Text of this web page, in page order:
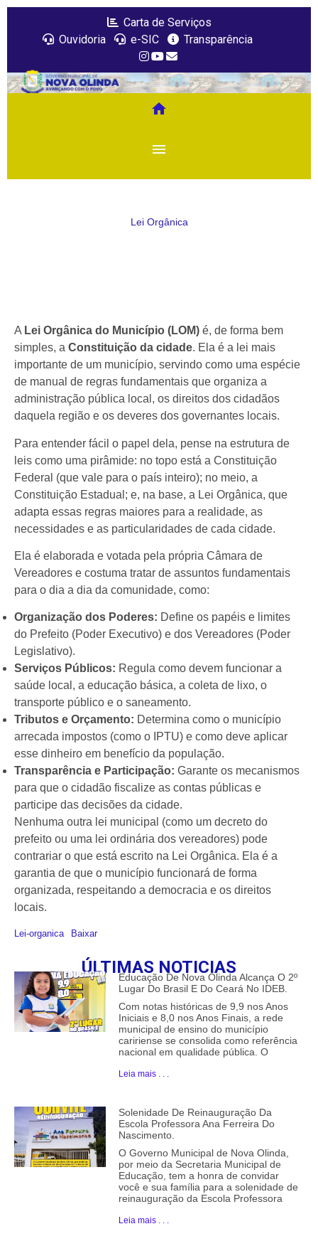
Carta de Serviços
Ouvidoria
e-SIC Transparência
menu
home
Lei Orgânica
A Lei Orgânica do Município (LOM) é, de forma bem
simples, a Constituição da cidade. Ela é a lei mais
importante de um município, servindo como uma espécie
de manual de regras fundamentais que organiza a
administração pública local, os direitos dos cidadãos
daquela região e os deveres dos governantes locais.
Para entender fácil o papel dela, pense na estrutura de
leis como uma pirâmide: no topo está a Constituição
Federal (que vale para o país inteiro); no meio, a
Constituição Estadual; e, na base, a Lei Orgânica, que
adapta essas regras maiores para a realidade, as
necessidades e as particularidades de cada cidade.
Ela é elaborada e votada pela própria Câmara de
Vereadores e costuma tratar de assuntos fundamentais
para o dia a dia da comunidade, como:
Organização dos Poderes: Define os papéis e limites
do Prefeito (Poder Executivo) e dos Vereadores (Poder
Legislativo).
Serviços Públicos: Regula como devem funcionar a
saúde local, a educação básica, a coleta de lixo, o
transporte público e o saneamento.
Tributos e Orçamento: Determina como o município
arrecada impostos (como o IPTU) e como deve aplicar
esse dinheiro em benefício da população.
Transparência e Participação: Garante os mecanismos
para que o cidadão fiscalize as contas públicas e
participe das decisões da cidade.
Nenhuma outra lei municipal (como um decreto do
prefeito ou uma lei ordinária dos vereadores) pode
contrariar o que está escrito na Lei Orgânica. Ela é a
garantia de que o município funcionará de forma
organizada, respeitando a democracia e os direitos
locais.
Lei-organica Baixar
ÚLTIMAS NOTICIAS
Educação De Nova Olinda Alcança O 2º
Lugar Do Brasil E Do Ceará No IDEB.
Com notas históricas de 9,9 nos Anos
Iniciais e 8,0 nos Anos Finais, a rede
municipal de ensino do município
caririense se consolida como referência
nacional em qualidade pública. O
Leia mais . . .
Solenidade De Reinauguração Da
Escola Professora Ana Ferreira Do
Nascimento.
O Governo Municipal de Nova Olinda,
por meio da Secretaria Municipal de
Educação, tem a honra de convidar
você e sua família para a solenidade de
reinauguração da Escola Professora
Leia mais . . .